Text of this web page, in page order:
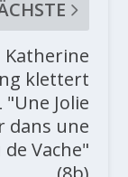
Katherine
klettert
"Une Jolie
dans une
de Vache"